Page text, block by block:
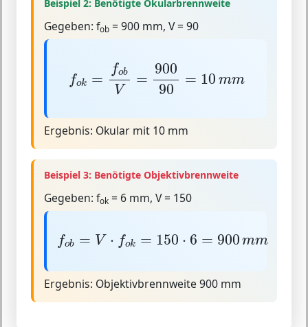
Beispiel 2: Benötigte Okularbrennweite
Gegeben: fob = 900 mm, V = 90
fok =
fob
V
=
900
90
= 10 mm
o 90090
Ergebnis: Okular mit 10 mm
Beispiel 3: Benötigte Objektivbrennweite
Gegeben: fok = 6 mm, V = 150
fob = V ⋅ fok = 150 ⋅ 6 = 900 mm
b= ⋅fo 150⋅ = 900mm
Ergebnis: Objektivbrennweite 900 mm